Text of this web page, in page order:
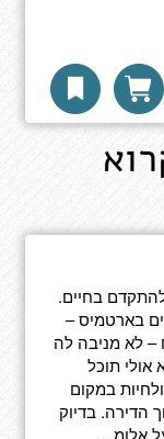
בחיים.
בארטמיס –
– לא מניבה לה
אולי תוכל
במקום
הדירה. בדיוק
אלומ...